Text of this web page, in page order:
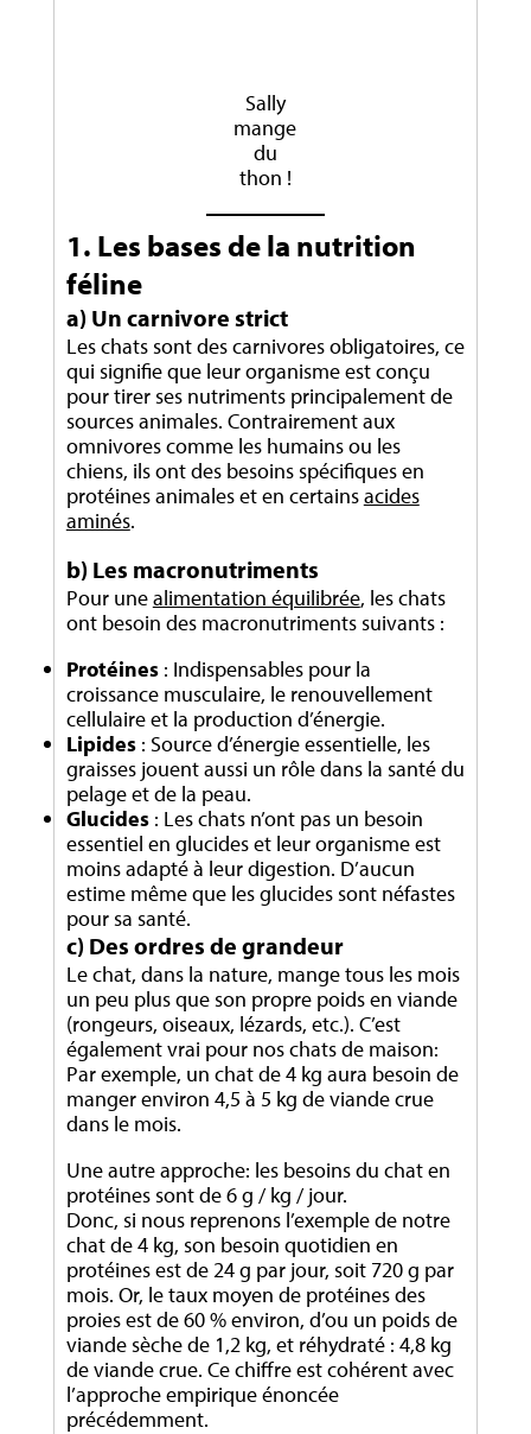
Sally
mange
du
thon !
1. Les bases de la nutrition
féline
a) Un carnivore strict
Les chats sont des carnivores obligatoires, ce
qui signifie que leur organisme est conçu
pour tirer ses nutriments principalement de
sources animales. Contrairement aux
omnivores comme les humains ou les
chiens, ils ont des besoins spécifiques en
protéines animales et en certainsacides
aminés.
b) Les macronutriments
Pour unealimentation équilibrée, les chats
ont besoin des macronutriments suivants :
Protéines: Indispensables pour la
croissance musculaire, le renouvellement
cellulaire et la production d’énergie.
Lipides: Source d’énergie essentielle, les
graisses jouent aussi un rôle dans la santé du
pelage et de la peau.
Glucides: Les chats n’ont pas un besoin
essentiel en glucides et leur organisme est
moins adapté à leur digestion. D’aucun
estime même que les glucides sont néfastes
pour sa santé.
c) Des ordres de grandeur
Le chat, dans la nature, mange tous les mois
un peu plus que son propre poids en viande
(rongeurs, oiseaux, lézards, etc.). C’est
également vrai pour nos chats de maison:
Par exemple, un chat de 4 kg aura besoin de
manger environ 4,5 à 5 kg de viande crue
dans le mois.
Une autre approche: les besoins du chat en
protéines sont de 6 g / kg / jour.
Donc, si nous reprenons l’exemple de notre
chat de 4 kg, son besoin quotidien en
protéines est de 24 g par jour, soit 720 g par
mois. Or, le taux moyen de protéines des
proies est de 60 % environ, d’ou un poids de
viande sèche de 1,2 kg, et réhydraté : 4,8 kg
de viande crue. Ce chiffre est cohérent avec
l’approche empirique énoncée
précédemment.